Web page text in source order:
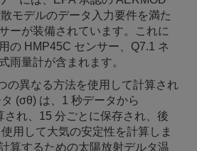
モデルのデータ入力要件を満た
ーが装備されています。これに
の HMP45C センサー、Q7.1 ネ
雨量計が含まれます。
の異なる方法を使用して計算され
(σθ) は、1 秒データから
され、15 分ごとに保存され、後
用して大気の安定性を計算しま
算するための太陽放射デルタ温